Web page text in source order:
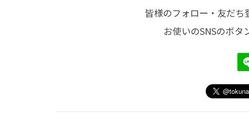
皆様のフォロー・友だち
お使いのSNSのボタ